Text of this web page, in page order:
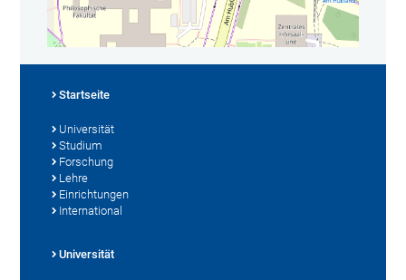
Startseite
Universität
Studium
Forschung
Lehre
Einrichtungen
International
Universität